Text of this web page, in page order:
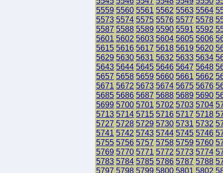
5559 5560 5561 5562 5563 5564
5573 5574 5575 5576 5577 5578
5587 5588 5589 5590 5591 5592
5601 5602 5603 5604 5605 5606
5615 5616 5617 5618 5619 5620
5629 5630 5631 5632 5633 5634
5643 5644 5645 5646 5647 5648
5657 5658 5659 5660 5661 5662
5671 5672 5673 5674 5675 5676
5685 5686 5687 5688 5689 5690
5699 5700 5701 5702 5703 5704
5713 5714 5715 5716 5717 5718
5727 5728 5729 5730 5731 5732
5741 5742 5743 5744 5745 5746
5755 5756 5757 5758 5759 5760
5769 5770 5771 5772 5773 5774
5783 5784 5785 5786 5787 5788
5797 5798 5799 5800 5801 5802